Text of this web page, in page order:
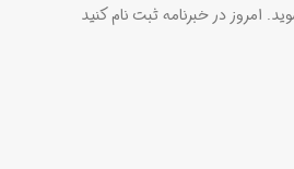
امروز در خبرنامه ثبت نام کنید